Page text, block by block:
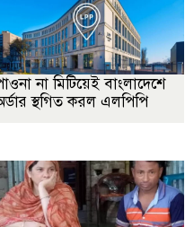
না মিটিয়েই বাংলাদেশে
স্থগিত করল এলপিপি